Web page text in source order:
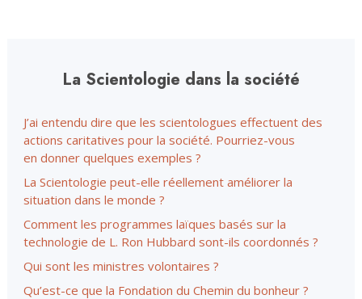
La Scientologie dans la société
J’ai entendu dire que les scientologues effectuent des
actions caritatives pour la société. Pourriez-vous
en donner quelques exemples ?
La Scientologie peut-elle réellement améliorer la
situation dans le monde ?
Comment les programmes laïques basés sur la
technologie de L. Ron Hubbard sont-ils coordonnés ?
Qui sont les ministres volontaires ?
Qu’est-ce que la Fondation du Chemin du bonheur ?